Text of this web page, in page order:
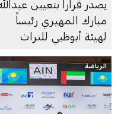
يصدر قراراً بتعيين عبدالله
مبارك المهيري رئيساً
لهيئة أبوظبي للتراث
الرياضة